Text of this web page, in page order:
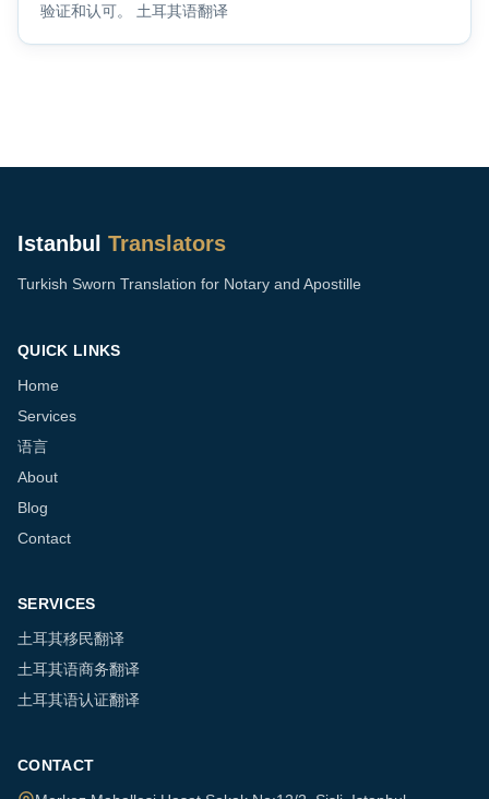
验证和认可。 土耳其语翻译
Istanbul Translators
Turkish Sworn Translation for Notary and Apostille
QUICK LINKS
Home
Services
语言
About
Blog
Contact
SERVICES
土耳其移民翻译
土耳其语商务翻译
土耳其语认证翻译
CONTACT